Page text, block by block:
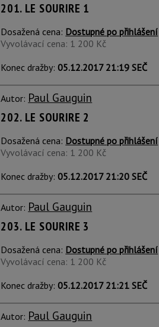
201. LE SOURIRE 1
Dosažená cena: Dostupné po přihlášení
Vyvolávací cena: 1 200 Kč
Konec dražby:05.12.2017 21:19 SEČ
Autor: Paul Gauguin
202. LE SOURIRE 2
Dosažená cena: Dostupné po přihlášení
Vyvolávací cena: 1 200 Kč
Konec dražby:05.12.2017 21:20 SEČ
Autor: Paul Gauguin
203. LE SOURIRE 3
Dosažená cena: Dostupné po přihlášení
Vyvolávací cena: 1 200 Kč
Konec dražby:05.12.2017 21:21 SEČ
Autor: Paul Gauguin